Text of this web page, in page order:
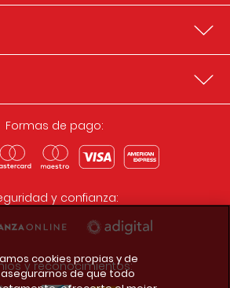
Formas de pago:
y confianza:
y reconocimientos:
cookies propias y de
de que todo